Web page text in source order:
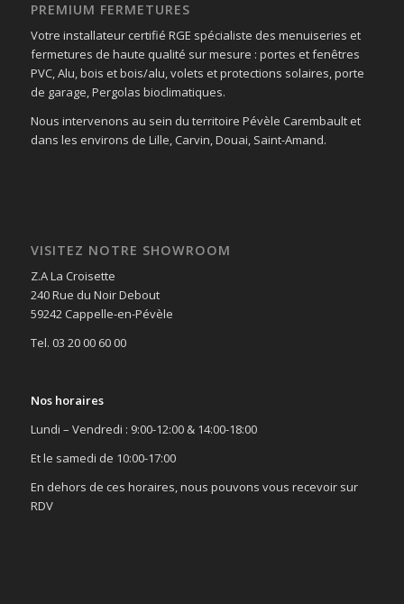
PREMIUM FERMETURES
Votre installateur certifié RGE spécialiste des menuiseries et
fermetures de haute qualité sur mesure : portes et fenêtres
PVC, Alu, bois et bois/alu, volets et protections solaires, porte
de garage, Pergolas bioclimatiques.
Nous intervenons au sein du territoire Pévèle Carembault et
dans les environs de Lille, Carvin, Douai, Saint-Amand.
VISITEZ NOTRE SHOWROOM
Z.A La Croisette
240 Rue du Noir Debout
59242 Cappelle-en-Pévèle
Tel. 03 20 00 60 00
Nos horaires
Lundi – Vendredi : 9:00-12:00 & 14:00-18:00
Et le samedi de 10:00-17:00
En dehors de ces horaires, nous pouvons vous recevoir sur
RDV